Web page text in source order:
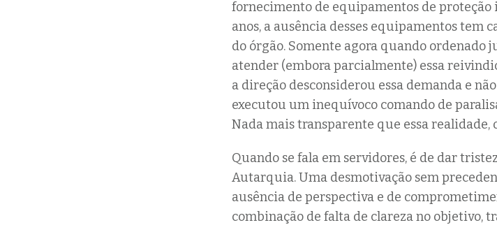
fornecimento de equipamentos de proteção
anos, a ausência desses equipamentos tem
do órgão. Somente agora quando ordenado
atender (embora parcialmente) essa
a direção desconsiderou essa demanda e
executou um inequívoco comando de
Nada mais transparente que essa realidade,
Quando se fala em servidores, é de dar
Autarquia. Uma desmotivação sem
ausência de perspectiva e de
combinação de falta de clareza no